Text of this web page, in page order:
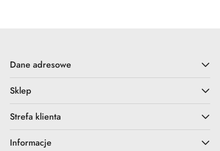
Dane adresowe
Sklep
Strefa klienta
Informacje